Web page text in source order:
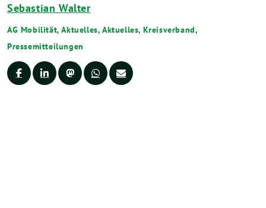
Sebastian Walter
AG Mobilität,Aktuelles,Aktuelles, Kreisverband,
Pressemitteilungen